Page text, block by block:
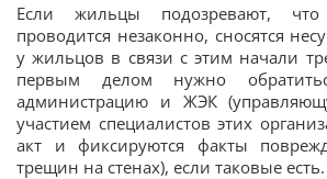
Если жильцы подозревают, что
проводится незаконно, сносятся
у жильцов в связи с этим начали
первым делом нужно
администрацию и ЖЭК
участием специалистов этих
акт и фиксируются факты
трещин на стенах), если таковые есть.